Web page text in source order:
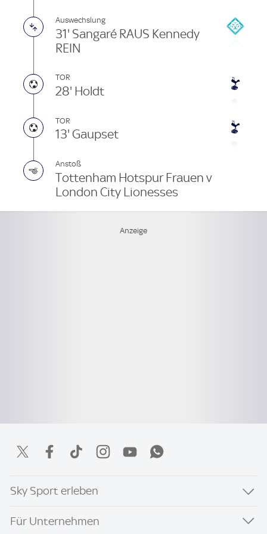
Auswechslung
31' Sangaré RAUS Kennedy
REIN
TOR
28' Holdt
TOR
13' Gaupset
Anstoß
Tottenham Hotspur Frauen v
London City Lionesses
Sky Sport erleben
Für Unternehmen